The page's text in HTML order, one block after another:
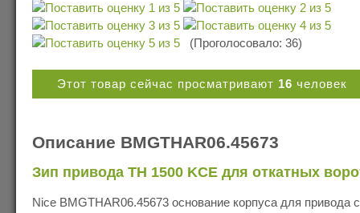
(Проголосовало: 36)
Этот товар сейчас просматривают 16 человек
Описание BMGTHAR06.45673
Зип привода TH 1500 KCE для откатных
Nice BMGTHAR06.45673 основание корпуса для привода